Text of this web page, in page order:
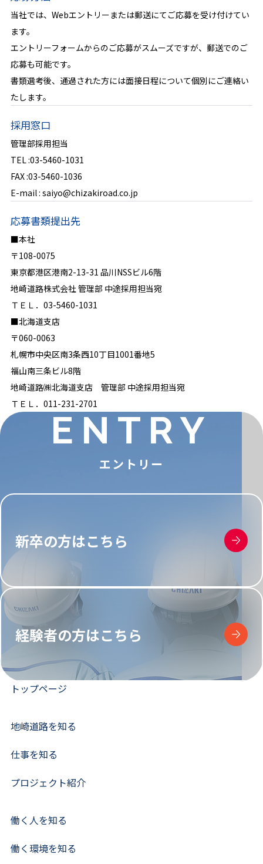
当社では、Webエントリーまたは郵送にてご応募を受け付けてい
ます。
エントリーフォームからのご応募がスムーズですが、郵送でのご
応募も可能です。
書類選考後、通過された方には面接日程について個別にご連絡い
たします。
採用窓口
管理部採用担当
TEL :03-5460-1031
FAX :03-5460-1036
E-mail : saiyo@chizakiroad.co.jp
応募書類提出先
■本社
〒108-0075
東京都港区港南2-13-31 品川NSSビル6階
地崎道路株式会社 管理部 中途採用担当宛
ＴＥＬ．03-5460-1031
■北海道支店
〒060-0063
札幌市中央区南3条西10丁目1001番地5
福山南三条ビル8階
地崎道路㈱北海道支店 管理部 中途採用担当宛
ＴＥＬ．011-231-2701
ENTRY
エントリー
新卒の方はこちら
経験者の方はこちら
トップページ
地崎道路を知る
仕事を知る
プロジェクト紹介
働く人を知る
働く環境を知る